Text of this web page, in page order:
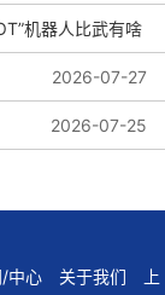
机器人比武有啥
2026-07-27
2026-07-27
2026-07-25
/中心 关于我们 上